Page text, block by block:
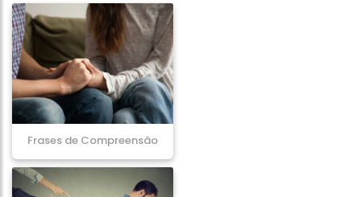
Frases de Compreensão